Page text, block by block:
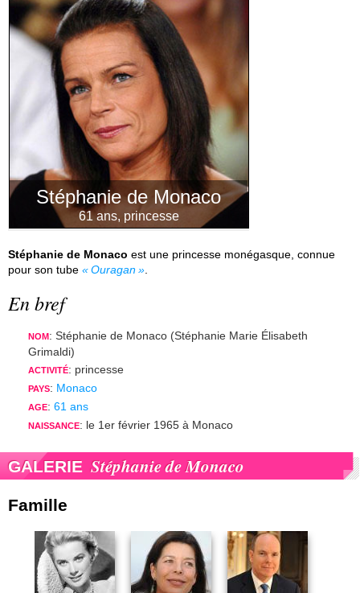
Stéphanie de Monaco
61 ans, princesse
Stéphanie de Monaco est une princesse monégasque, connue
pour son tube
Ouragan .
En bref
NOM : Stéphanie de Monaco (Stéphanie Marie Élisabeth
Grimaldi)
ACTIVITÉ: princesse
PAYS: Monaco
AGE: 61 ans
NAISSANCE: le 1er février 1965 à Monaco
GALERIE Stéphanie de Monaco
Famille